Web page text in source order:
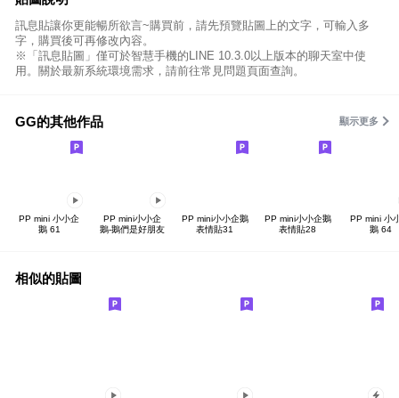
訊息貼讓你更能暢所欲言~購買前，請先預覽貼圖上的文字，可輸入多
字，購買後可再修改內容。
※「訊息貼圖」僅可於智慧手機的LINE 10.3.0以上版本的聊天室中使
用。關於最新系統環境需求，請前往常見問題頁面查詢。
GG的其他作品 顯示更多
PP mini 小小企
鵝 61
PP mini小小企
鵝-鵝們是好朋友
PP mini小小企鵝
表情貼31
PP mini小小企鵝
表情貼28
PP mini 小
鵝 64
相似的貼圖